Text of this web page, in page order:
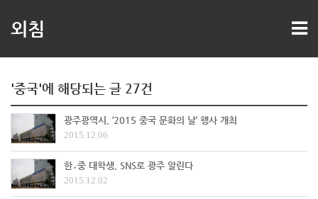
외침
'중국'에 해당되는 글 27건
광주광역시, ‘2015 중국 문화의 날’ 행사 개최
2015.12.06
한․중 대학생, SNS로 광주 알린다
2015.12.02